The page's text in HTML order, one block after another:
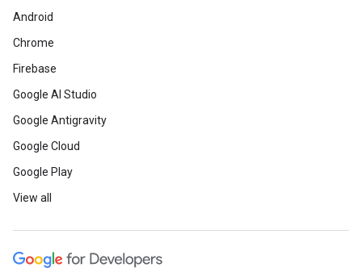
Android
Chrome
Firebase
Google AI Studio
Google Antigravity
Google Cloud
Google Play
View all